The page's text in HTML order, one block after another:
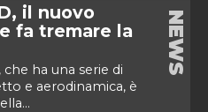
il nuovo
fa tremare la
ha una serie di
e aerodinamica, è
NEWS